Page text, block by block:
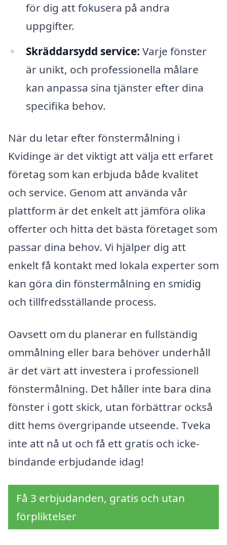
för dig att fokusera på andra
uppgifter.
Skräddarsydd service: Varje fönster
är unikt, och professionella målare
kan anpassa sina tjänster efter dina
specifika behov.
När du letar efter fönstermålning i
Kvidinge är det viktigt att välja ett erfaret
företag som kan erbjuda både kvalitet
och service. Genom att använda vår
plattform är det enkelt att jämföra olika
offerter och hitta det bästa företaget som
passar dina behov. Vi hjälper dig att
enkelt få kontakt med lokala experter som
kan göra din fönstermålning en smidig
och tillfredsställande process.
Oavsett om du planerar en fullständig
ommålning eller bara behöver underhåll
är det värt att investera i professionell
fönstermålning. Det håller inte bara dina
fönster i gott skick, utan förbättrar också
ditt hems övergripande utseende. Tveka
inte att nå ut och få ett gratis och icke-
bindande erbjudande idag!
Få 3 erbjudanden, gratis och utan
förpliktelser